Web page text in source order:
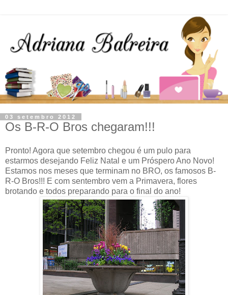
03 setembro 2012
Os B-R-O Bros chegaram!!!
Pronto! Agora que setembro chegou é um pulo para
estarmos desejando Feliz Natal e um Próspero Ano Novo!
Estamos nos meses que terminam no BRO, os famosos B-
R-O Bros!!! E com sentembro vem a Primavera, flores
brotando e todos preparando para o final do ano!